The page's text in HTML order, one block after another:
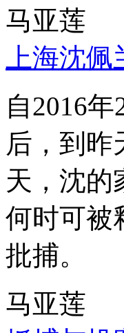
马亚莲
上海沈
自2016
后，到昨
天，沈的
何时可被
批捕。
马亚莲